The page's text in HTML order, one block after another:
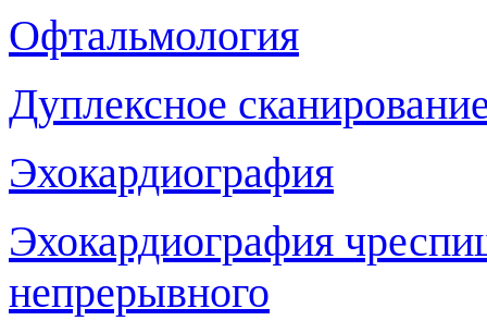
Офтальмология
Дуплексное
Эхокардиография
Эхокардиография
непрерывного